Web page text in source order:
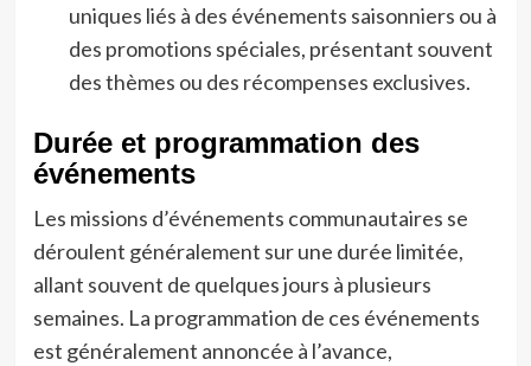
uniques liés à des événements saisonniers ou à
des promotions spéciales, présentant souvent
des thèmes ou des récompenses exclusives.
Durée et programmation des
événements
Les missions d’événements communautaires se
déroulent généralement sur une durée limitée,
allant souvent de quelques jours à plusieurs
semaines. La programmation de ces événements
est généralement annoncée à l’avance,